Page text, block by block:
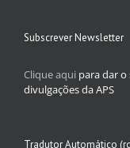
Subscrever Newsletter
Clique aqui para dar
divulgações da APS
Tradutor Automático